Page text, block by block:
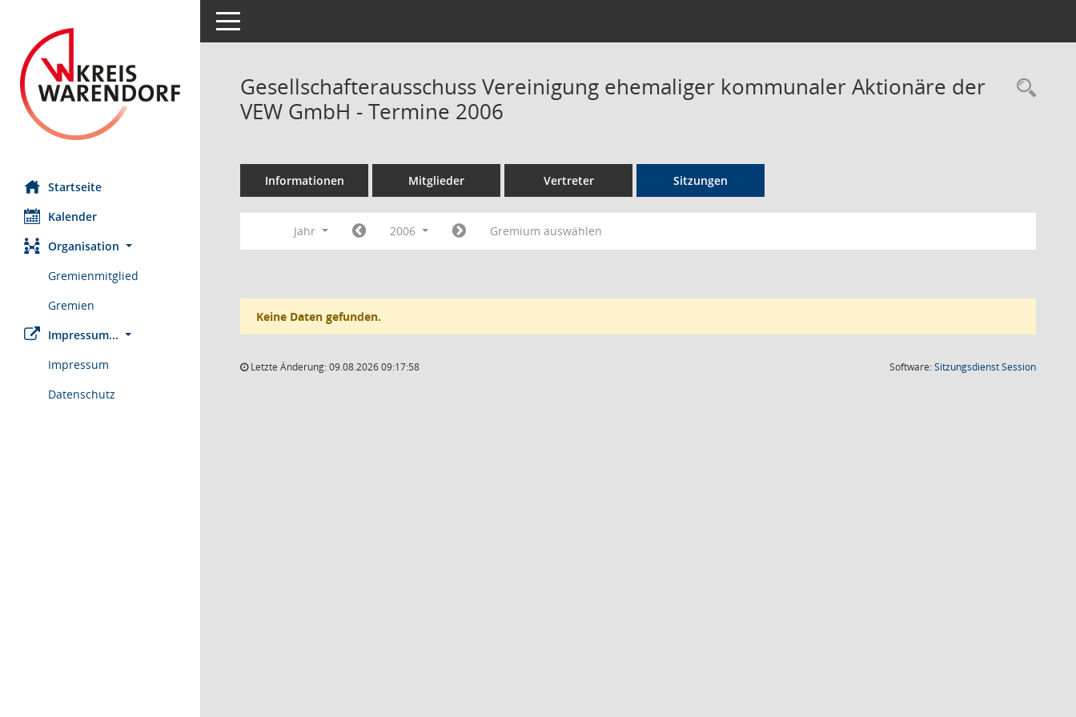
Startseite
Kalender
Organisation
Gremienmitglied
Gremien
Impressum...
Impressum
Datenschutz
Toggle navigation
Gesellschafterausschuss Vereinigung ehemaliger kommunaler Aktionäre der
VEW GmbH - Termine 2006
Informationen Mitglieder Vertreter Sitzungen
Jahr 2006 Gremium auswählen
Keine Daten gefunden.
Letzte Änderung: 09.08.2026 09:17:58 Software:SitzungsdienstSession(Wird in